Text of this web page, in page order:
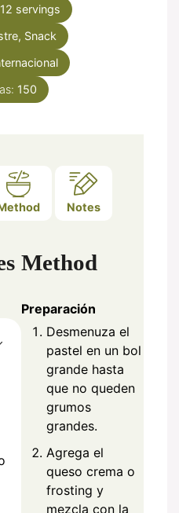
12 servings
Snack
150
Notes
Method
Preparación
Desmenuza el
pastel en un bol
grande hasta
que no queden
grumos
grandes.
Agrega el
queso crema o
frosting y
mezcla con la